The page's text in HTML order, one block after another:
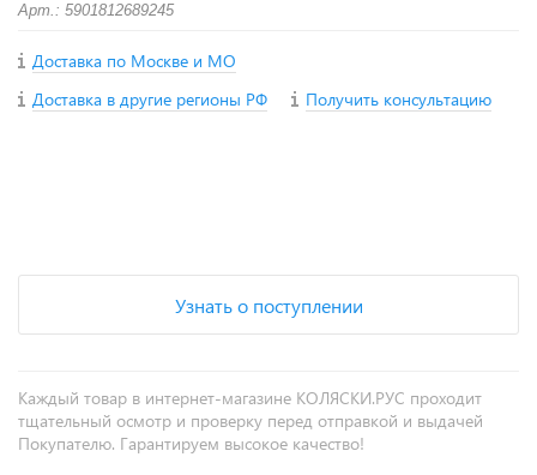
Арт.: 5901812689245
Доставка по Москве и МО
Доставка в другие регионы РФ
Получить консультацию
Узнать о поступлении
Каждый товар в интернет-магазине КОЛЯСКИ.РУС проходит
тщательный осмотр и проверку перед отправкой и выдачей
Покупателю. Гарантируем высокое качество!